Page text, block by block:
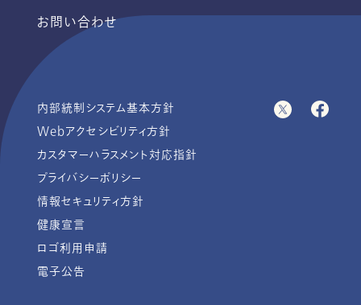
お問い合わせ
内部統制システム基本方針
Webアクセシビリティ方針
カスタマーハラスメント対応指針
プライバシーポリシー
情報セキュリティ方針
健康宣言
ロゴ利用申請
電子公告